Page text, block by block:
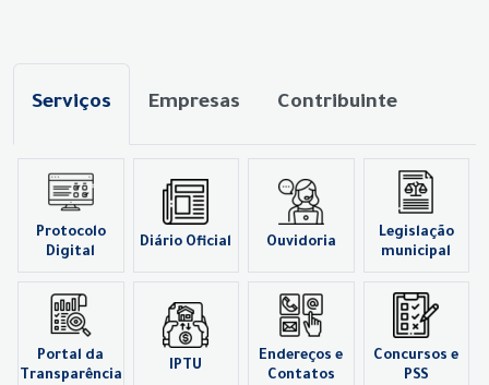
Serviços Empresas Contribuinte
Protocolo
Digital
Diário Oficial Ouvidoria
Legislação
municipal
Portal da
Transparência
IPTU
Endereços e
Contatos
Concursos e
PSS